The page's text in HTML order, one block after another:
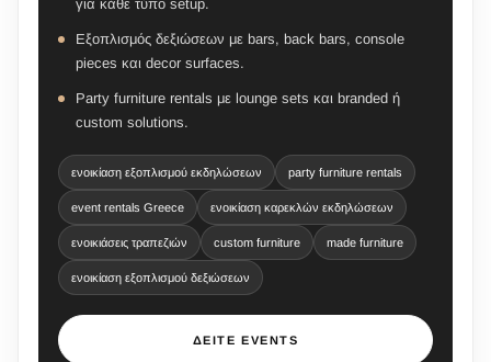
για κάθε τύπο setup.
Εξοπλισμός δεξιώσεων με bars, back bars, console
pieces και decor surfaces.
Party furniture rentals με lounge sets και branded ή
custom solutions.
ενοικίαση εξοπλισμού εκδηλώσεων party furniture rentals
event rentals Greece ενοικίαση καρεκλών εκδηλώσεων
ενοικιάσεις τραπεζιών custom furniture made furniture
ενοικίαση εξοπλισμού δεξιώσεων
ΔΕΊΤΕ EVENTS